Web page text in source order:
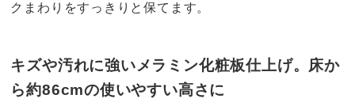
クまわりをすっきりと保てます。
キズや汚れに強いメラミン化粧板仕上げ。床か
ら約86cmの使いやすい高さに